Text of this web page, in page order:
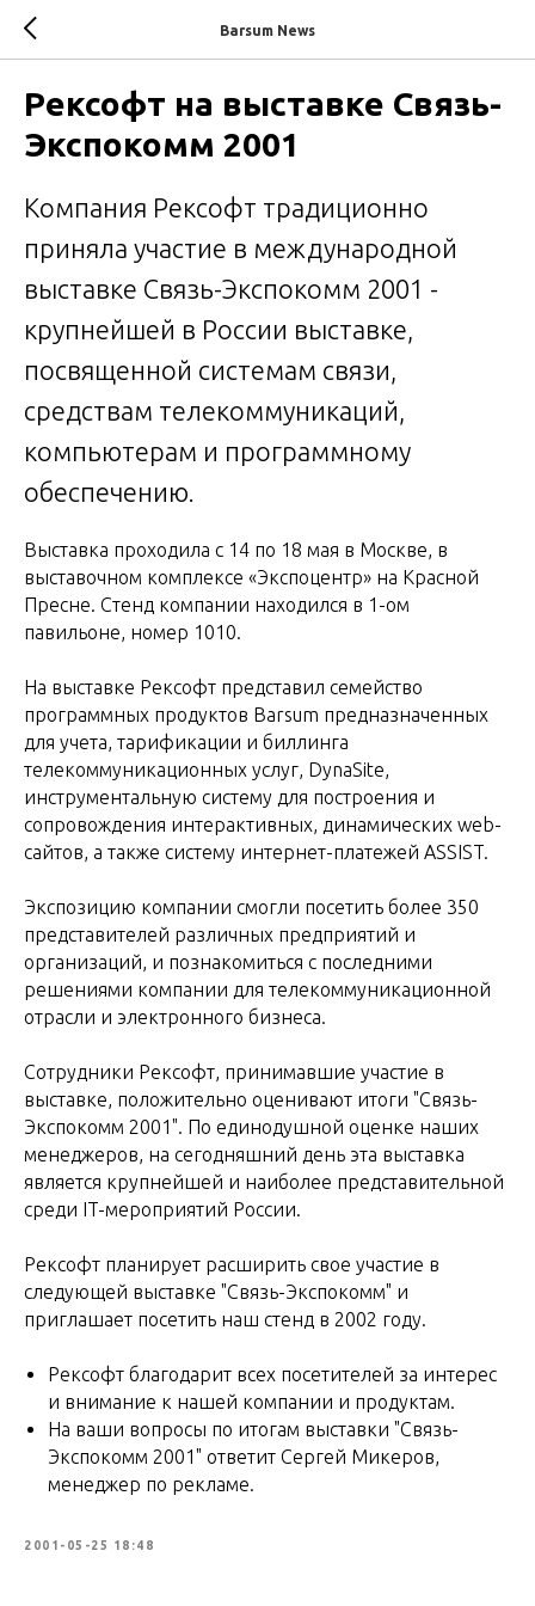
Barsum News
Рексофт на выставке Связь-
Экспокомм 2001
Компания Рексофт традиционно
приняла участие в международной
выставке Связь-Экспокомм 2001 -
крупнейшей в России выставке,
посвященной системам связи,
средствам телекоммуникаций,
компьютерам и программному
обеспечению.
Выставка проходила с 14 по 18 мая в Москве, в
выставочном комплексе «Экспоцентр» на Красной
Пресне. Стенд компании находился в 1-ом
павильоне, номер 1010.
На выставке Рексофт представил семейство
программных продуктов Barsum предназначенных
для учета, тарификации и биллинга
телекоммуникационных услуг, DynaSite,
инструментальную систему для построения и
сопровождения интерактивных, динамических web-
сайтов, а также систему интернет-платежей ASSIST.
Экспозицию компании смогли посетить более 350
представителей различных предприятий и
организаций, и познакомиться с последними
решениями компании для телекоммуникационной
отрасли и электронного бизнеса.
Сотрудники Рексофт, принимавшие участие в
выставке, положительно оценивают итоги "Связь-
Экспокомм 2001". По единодушной оценке наших
менеджеров, на сегодняшний день эта выставка
является крупнейшей и наиболее представительной
среди IT-мероприятий России.
Рексофт планирует расширить свое участие в
следующей выставке "Связь-Экспокомм" и
приглашает посетить наш стенд в 2002 году.
Рексофт благодарит всех посетителей за интерес
и внимание к нашей компании и продуктам.
На ваши вопросы по итогам выставки "Связь-
Экспокомм 2001" ответит Сергей Микеров,
менеджер по рекламе.
2001-05-25 18:48